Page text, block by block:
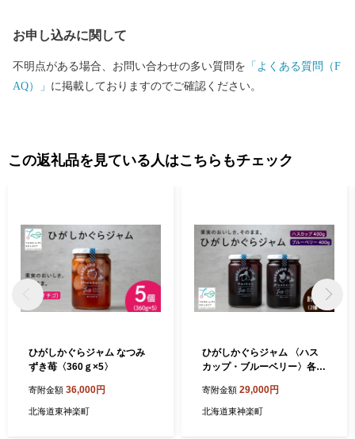
（祝土日を除く） TEL：０１１－８０７－７１１１ Mail：higashik
お申し込みに関して
不明点がある場合、お問い合わせの多い質問を 「よくある質問（F
AQ）」 に掲載しておりますのでご確認ください。
この返礼品を見ている人はこちらもチェック
ひがしかぐらジャム なつみ
ずき苺〈360ｇ×5〉
寄附金額 36,000円
北海道東神楽町
ひがしかぐらジャム 〈ハス
カップ・ブルーベリー〉各
寄附金額 29,000円
北海道東神楽町